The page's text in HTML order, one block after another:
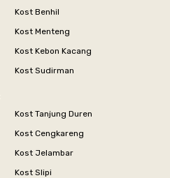
Kost Benhil
Kost Menteng
Kost Kebon Kacang
Kost Sudirman
Kost Tanjung Duren
Kost Cengkareng
Kost Jelambar
Kost Slipi